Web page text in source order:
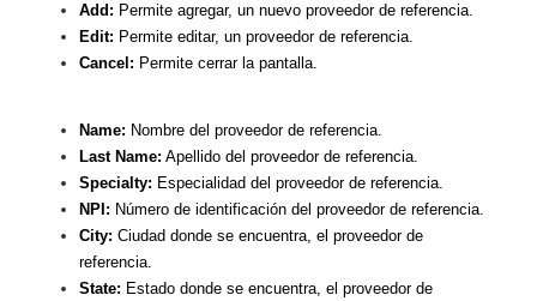
Add: Permite agregar, un nuevo proveedor de referencia.
Edit: Permite editar, un proveedor de referencia.
Cancel: Permite cerrar la pantalla.
Name: Nombre del proveedor de referencia.
Last Name: Apellido del proveedor de referencia.
Specialty: Especialidad del proveedor de referencia.
NPI: Número de identificación del proveedor de referencia.
City: Ciudad donde se encuentra, el proveedor de
referencia.
State: Estado donde se encuentra, el proveedor de